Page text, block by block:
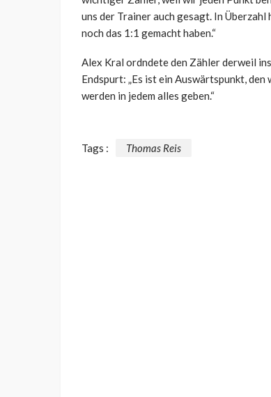
uns der Trainer auch gesagt. In
noch das 1:1 gemacht haben.“
Alex Kral ordndete den Zähler derweil
Endspurt: „Es ist ein Auswärtspunkt,
werden in jedem alles geben.“
Tags : Thomas Reis